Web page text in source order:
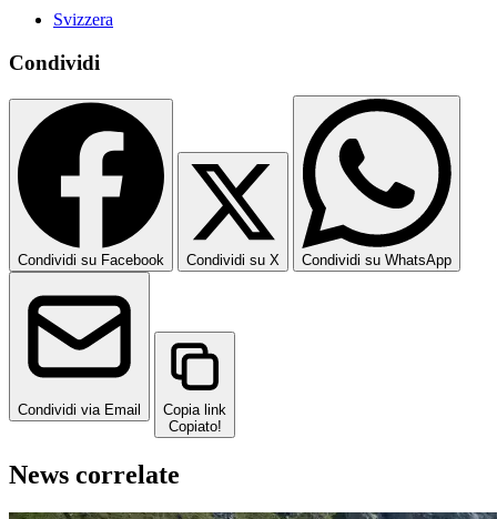
Svizzera
Condividi
Condividi su Facebook Condividi su X Condividi su WhatsApp
Condividi via Email
Copia link
Copiato!
News correlate